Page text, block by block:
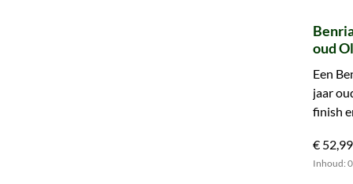
oud
Een
jaar
finish
€ 52,99
Inhoud: